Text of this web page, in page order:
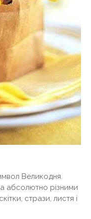
Великодня.
абсолютно різними
стрази, листя і